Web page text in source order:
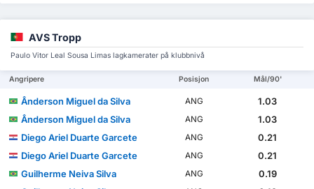
AVS Tropp
Paulo Vitor Leal Sousa Limas lagkamerater på klubbnivå
Angripere Posisjon Mål/90'
Ânderson Miguel da Silva ANG
1.03
Ânderson Miguel da Silva
ANG
1.03
Diego Ariel Duarte Garcete
ANG
0.21
Diego Ariel Duarte Garcete
ANG
0.21
Guilherme Neiva Silva
ANG
0.19